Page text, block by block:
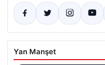
Yan Manşet